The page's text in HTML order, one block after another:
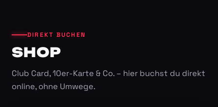
DIREKT BUCHEN
SHOP
Club Card, 10er-Karte & Co. – hier buchst du direkt
online, ohne Umwege.